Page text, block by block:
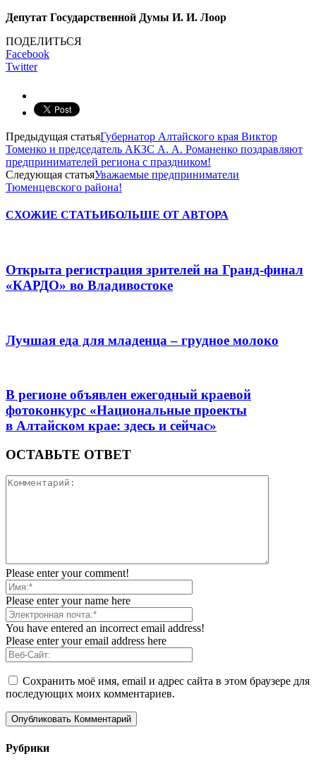
Депутат Государственной Думы И. И. Лоор
ПОДЕЛИТЬСЯ
Facebook
Twitter
Предыдущая статьяГубернатор Алтайского края Виктор
Томенко и председатель АКЗС А. А. Романенко поздравляют
предпринимателей региона с праздником!
Следующая статьяУважаемые предприниматели
Тюменцевского района!
СХОЖИЕ СТАТЬИБОЛЬШЕ ОТ АВТОРА
Открыта регистрация зрителей на Гранд-финал
«КАРДО» во Владивостоке
Лучшая еда для младенца – грудное молоко
В регионе объявлен ежегодный краевой
фотоконкурс «Национальные проекты
в Алтайском крае: здесь и сейчас»
ОСТАВЬТЕ ОТВЕТ
Please enter your comment!
Please enter your name here
You have entered an incorrect email address!
Please enter your email address here
Сохранить моё имя, email и адрес сайта в этом браузере для
последующих моих комментариев.
Рубрики